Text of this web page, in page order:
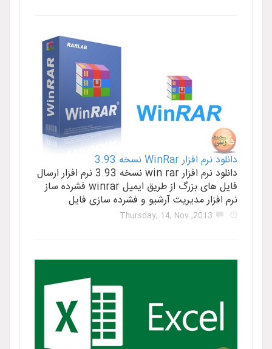
دانلود نرم افزار WinRar نسخه 3.93
دانلود نرم افزار win rar نسخه 3.93 نرم افزار ارسال
فایل های بزرگ از طریق ایمیل winrar فشرده ساز
نرم افزار مدیریت آرشیو و فشرده سازی فایل
2013, Thursday, 14, Nov